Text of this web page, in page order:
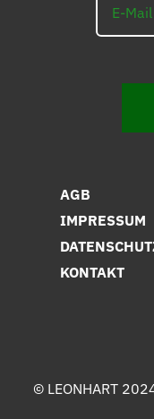
AGB
IMPRESSUM
KONTAKT
© LEONHART